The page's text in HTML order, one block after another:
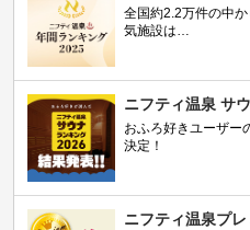
全国約2.2万件の中
気施設は…
ニフティ温泉 サ
おふろ好きユーザー
決定！
ニフティ温泉プ